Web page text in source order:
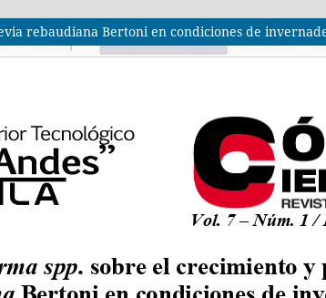
rebaudiana Bertoni en condiciones de